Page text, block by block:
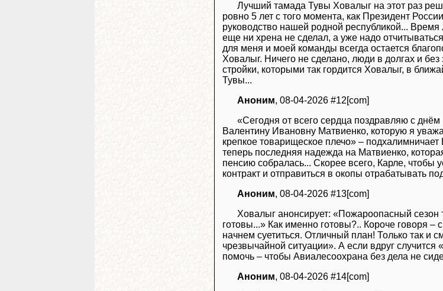
Лучший тамада Тувы Ховалыг на этот раз
ровно 5 лет с того момента, как Президент
руководство нашей родной республикой...
еще ни хрена не сделал, а уже надо
для меня и моей команды всегда остается
Ховалыг. Ничего не сделано, люди в долгах и
стройки, которыми так гордится Ховалыг, в
Тувы...
Аноним, 08-04-2026 #12[com]
«Сегодня от всего сердца поздравляю с
Валентину Ивановну Матвиенко, которую я
крепкое товарищеское плечо» –
теперь последняя надежда на Матвиенко,
пенсию собралась... Скорее всего, Карле, чтобы
контракт и отправиться в окопы отрабатывать
Аноним, 08-04-2026 #13[com]
Ховалыг анонсирует: «Пожароопасный сезон
готовы...» Как именно готовы?.. Короче говоря –
начнем суетиться. Отличный план! Только так и
чрезвычайной ситуации». А если вдруг случится
помочь – чтобы Авиалесоохрана без дела не
Аноним, 08-04-2026 #14[com]